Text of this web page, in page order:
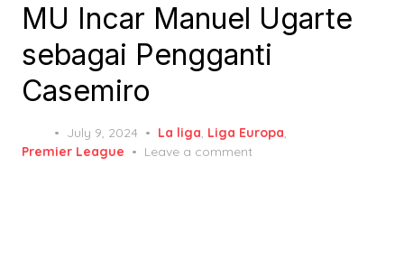
MU Incar Manuel Ugarte
sebagai Pengganti
Casemiro
Posted
on
July 9, 2024 La liga, Liga Europa,
Premier League
Leave a comment